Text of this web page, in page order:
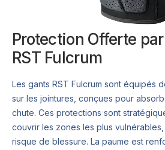
Protection Offerte
RST Fulcrum
Les gants RST Fulcrum sont équipés
sur les jointures, conçues pour
chute. Ces protections sont
couvrir les zones les plus vulnérables,
risque de blessure. La paume est